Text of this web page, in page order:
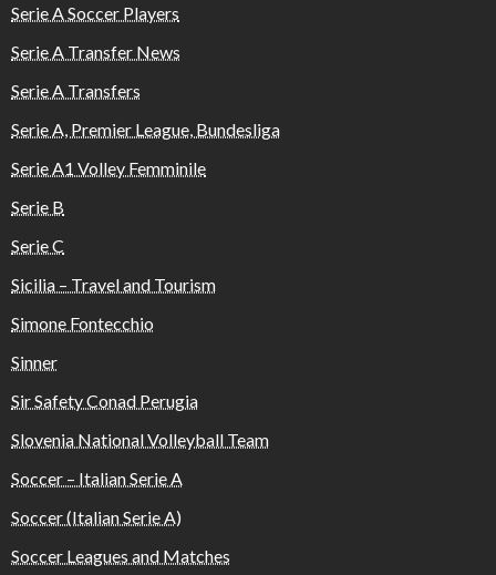
Serie A Soccer Players
Serie A Transfer News
Serie A Transfers
Serie A, Premier League, Bundesliga
Serie A1 Volley Femminile
Serie B
Serie C
Sicilia – Travel and Tourism
Simone Fontecchio
Sinner
Sir Safety Conad Perugia
Slovenia National Volleyball Team
Soccer – Italian Serie A
Soccer (Italian Serie A)
Soccer Leagues and Matches